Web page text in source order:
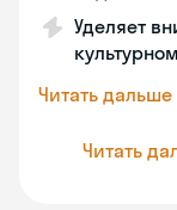
Уделяет
Читать дальше
Читать